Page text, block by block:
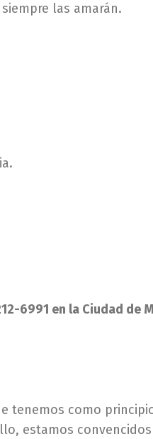
las amarán.
6991 en la Ciudad de
tenemos como
estamos